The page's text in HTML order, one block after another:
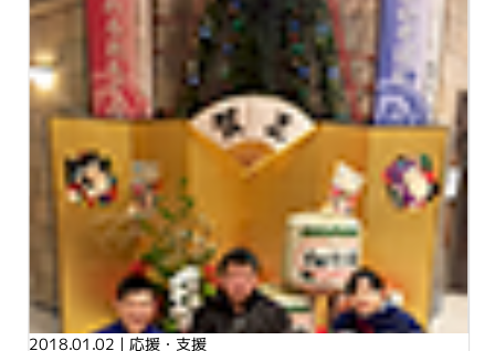
2018.01.02 |応援・支援